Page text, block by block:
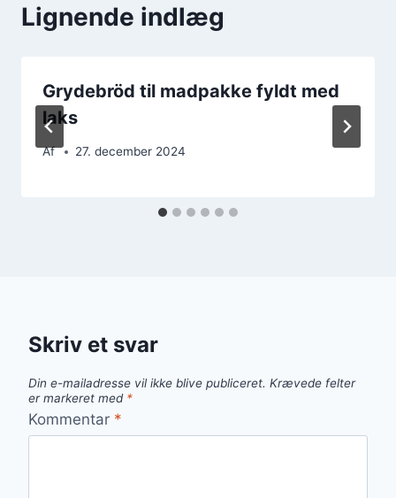
Lignende indlæg
Grydebröd til madpakke fyldt med
laks
Af 27. december 2024
Skriv et svar
Din e-mailadresse vil ikke blive publiceret. Krævede felter
er markeret med *
Kommentar *